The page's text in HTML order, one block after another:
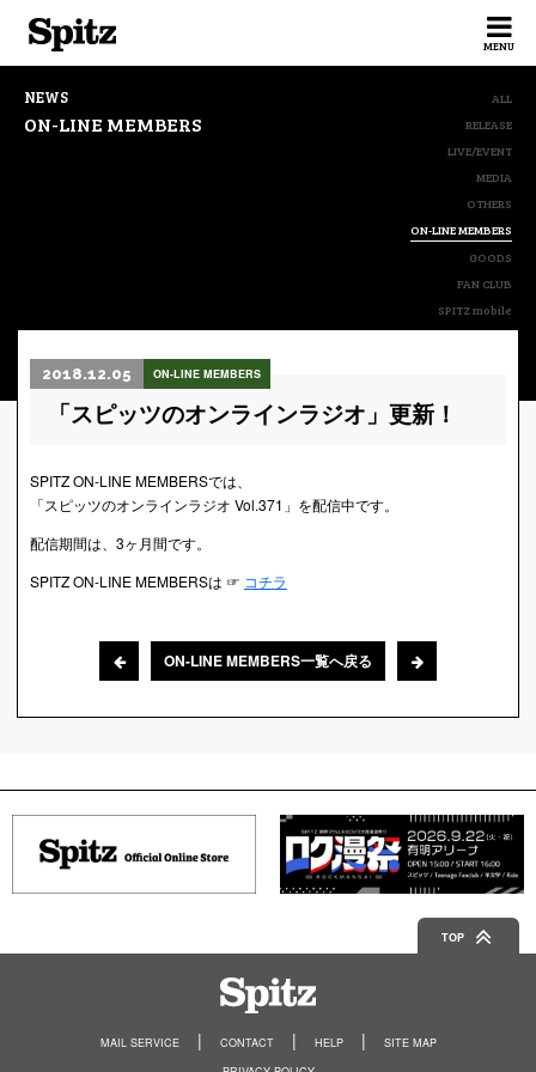
MENU
NEWS
ON-LINE MEMBERS
ALL
RELEASE
LIVE/EVENT
MEDIA
OTHERS
ON-LINE MEMBERS
GOODS
FAN CLUB
SPITZ mobile
2018.12.05 ON-LINE MEMBERS
「スピッツのオンラインラジオ」更新！
SPITZ ON-LINE MEMBERSでは、
「スピッツのオンラインラジオ Vol.371」を配信中です。
配信期間は、3ヶ月間です。
SPITZ ON-LINE MEMBERSは ☞ コチラ
ON-LINE MEMBERS一覧へ戻る
TOP
MAIL SERVICE CONTACT HELP
SITE MAP